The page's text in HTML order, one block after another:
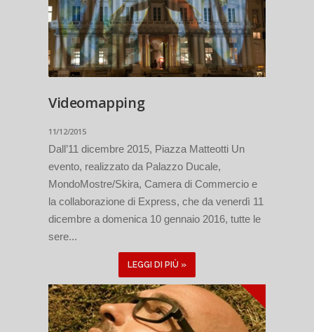
Videomapping
11/12/2015
Dall’11 dicembre 2015, Piazza Matteotti Un
evento, realizzato da Palazzo Ducale,
MondoMostre/Skira, Camera di Commercio e
la collaborazione di Express, che da venerdì 11
dicembre a domenica 10 gennaio 2016, tutte le
sere...
LEGGI DI PIÙ »